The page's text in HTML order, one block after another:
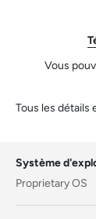
Vous
Tous les
Système
Proprietary OS